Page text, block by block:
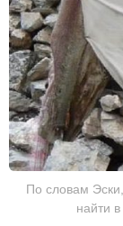
По словам
найти